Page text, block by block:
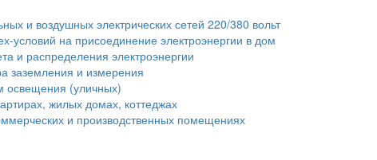
и воздушных электрических сетей 220/380 вольт
условий на присоединение электроэнергии в дом
и распределения электроэнергии
заземления и измерения
освещения (уличных)
жилых домах, коттеджах
и производственных помещениях